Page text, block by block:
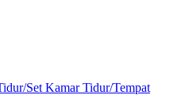
/Set Kamar Tidur/Tempat